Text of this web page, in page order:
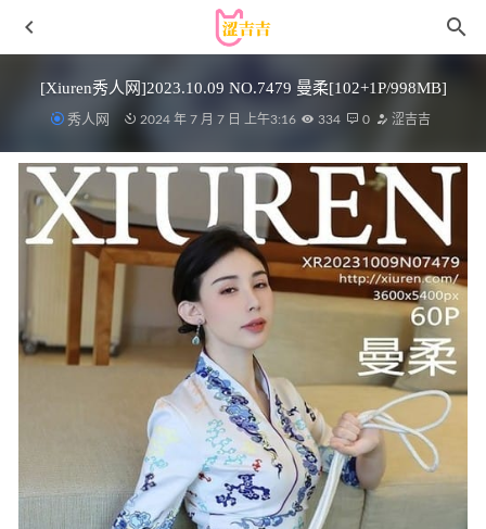
[Xiuren秀人网]2023.10.09 NO.7479 曼柔[102+1P/998MB]
秀人网 2024 年 7 月 7 日 上午3:16 334 0 涩吉吉
秀人网 – 2020.09.08 Vol.2540 安然Maleah[60P719M] 2022-
蜜汁猫裘 – NO.108 普利茅斯 奶牛装ver[74P1V-0.99GB]
[Xiuren秀人网]2022.11.24 NO.5908 陆萱萱[77+1P／535MB]
[微密圈]张鑫baby – 蓝色蝴蝶丁字酷[40P5V-243MB]
2025-
02-26